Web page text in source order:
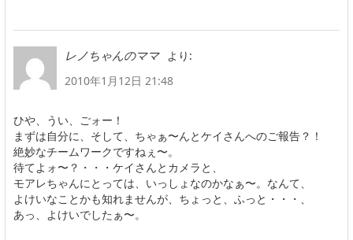
レノちゃんのママ
より:
2010年1月12日 21:48
ひや、うい、ごォー！
まずは自分に、そして、ちゃぁ〜んとケイさんへのご報告？！
絶妙なチームワークですねぇ〜。
待てよォ〜？・・・ケイさんとカメラと、
モアレちゃんにとっては、いっしょなのかなぁ〜。なんて、
よけいなことかも知れませんが、ちょっと、ふっと・・・、
あっ、よけいでしたぁ〜。